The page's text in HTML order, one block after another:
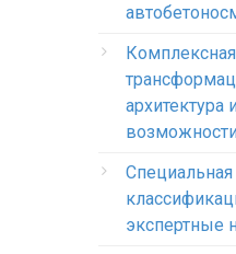
Специальная
экспертные